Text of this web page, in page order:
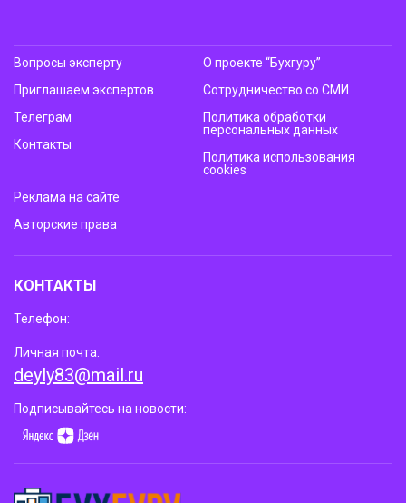
Вопросы эксперту
Приглашаем экспертов
Телеграм
Контакты
О проекте “Бухгуру”
Сотрудничество со СМИ
Политика обработки
персональных данных
Политика использования
cookies
Реклама на сайте
Авторские права
КОНТАКТЫ
Телефон:
Личная почта:
deyly83@mail.ru
Подписывайтесь на новости: